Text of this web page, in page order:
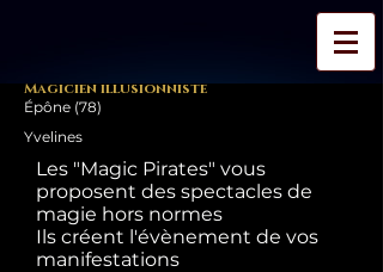
Magicien illusionniste
Épône (78)
Yvelines
Les "Magic Pirates" vous
proposent des spectacles de
magie hors normes
Ils créent l'évènement de vos
manifestations